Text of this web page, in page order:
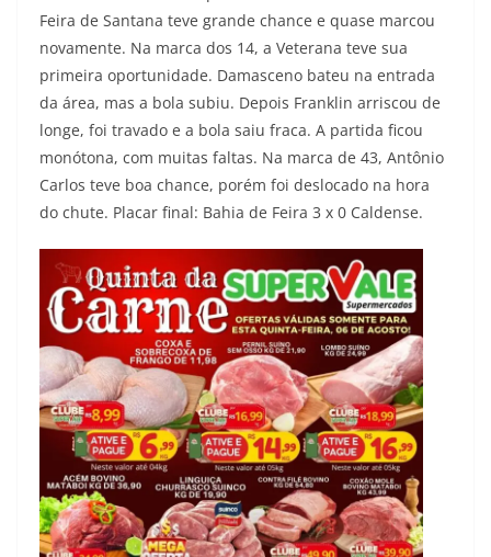
Feira de Santana teve grande chance e quase marcou
novamente. Na marca dos 14, a Veterana teve sua
primeira oportunidade. Damasceno bateu na entrada
da área, mas a bola subiu. Depois Franklin arriscou de
longe, foi travado e a bola saiu fraca. A partida ficou
monótona, com muitas faltas. Na marca de 43, Antônio
Carlos teve boa chance, porém foi deslocado na hora
do chute. Placar final: Bahia de Feira 3 x 0 Caldense.